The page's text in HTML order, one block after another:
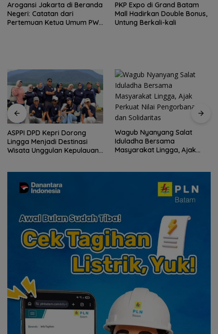
Arogansi Jakarta di Beranda
Negeri: Catatan dari
Pertemuan Ketua Umum PWI
PKP Expo di Grand Batam
Mall Hadirkan Double Bonus,
Untung Berkali-kali
ASPPI DPD Kepri Dorong
Lingga Menjadi Destinasi
Wisata Unggulan Kepulauan
Wagub Nyanyang Salat
Iduladha Bersama
Masyarakat Lingga, Ajak